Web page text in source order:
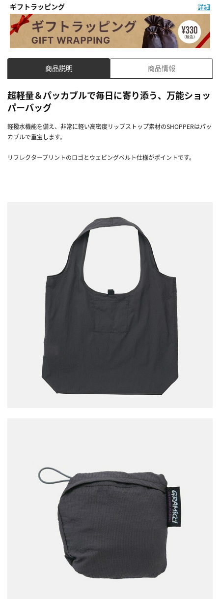
ギフトラッピング 詳細
商品説明 商品情報
超軽量＆パッカブルで毎日に寄り添う、万能ショッ
パーバッグ
軽撥水機能を備え、非常に軽い高密度リップストップ素材のSHOPPERはパッ
カブルで重宝します。
リフレクタープリントのロゴとウェビングベルト仕様がポイントです。